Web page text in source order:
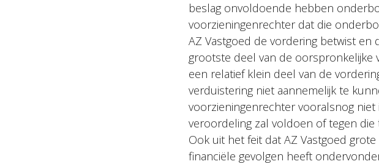
beslag onvoldoende hebben
voorzieningenrechter dat die
AZ Vastgoed de vordering betwist
grootste deel van de oorspronkelijke
een relatief klein deel van de
verduistering niet aannemelijk te
voorzieningenrechter vooralsnog niet
veroordeling zal voldoen of tegen
Ook uit het feit dat AZ Vastgoed
financiële gevolgen heeft